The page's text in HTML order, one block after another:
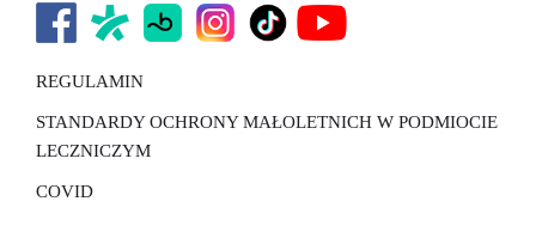
REGULAMIN
STANDARDY OCHRONY MAŁOLETNICH W PODMIOCIE
LECZNICZYM
COVID